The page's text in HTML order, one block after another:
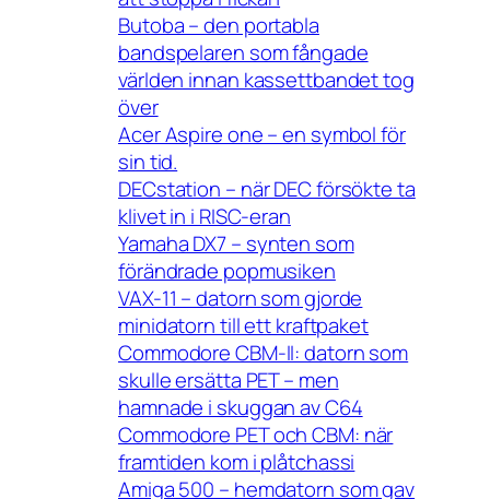
Butoba – den portabla
bandspelaren som fångade
världen innan kassettbandet tog
över
Acer Aspire one – en symbol för
sin tid.
DECstation – när DEC försökte ta
klivet in i RISC-eran
Yamaha DX7 – synten som
förändrade popmusiken
VAX-11 – datorn som gjorde
minidatorn till ett kraftpaket
Commodore CBM-II: datorn som
skulle ersätta PET – men
hamnade i skuggan av C64
Commodore PET och CBM: när
framtiden kom i plåtchassi
Amiga 500 – hemdatorn som gav